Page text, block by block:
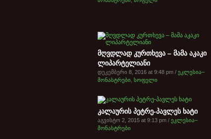
მღვდლად კურთხევა – მამა აკაკი
ლიპარტელიანი
დეკემბერი 8, 2016 at 9:48 pm / ეკლესია–
მონასტრები სოფელი
კალაურის პეტრე-პავლეს ხატი
აგვისტო 2, 2015 at 9:13 pm / ეკლესია–
მონასტრები